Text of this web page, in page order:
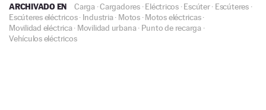
ARCHIVADO EN Carga·Cargadores·Eléctricos·Escúter· Escúteres·
Escúteres eléctricos· Industria· Motos·Motos eléctricas·
Movilidad eléctrica· Movilidad urbana· Punto de recarga·
Vehículos eléctricos